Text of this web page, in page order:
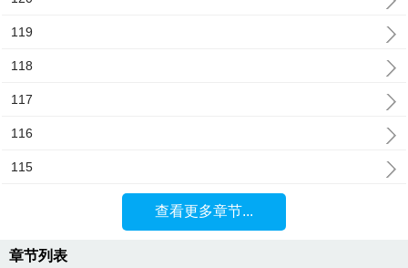
119
118
117
116
115
查看更多章节...
章节列表